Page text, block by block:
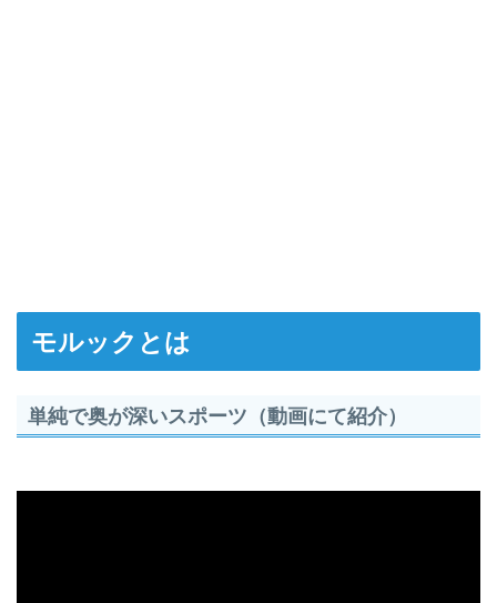
モルックとは
単純で奥が深いスポーツ（動画にて紹介）